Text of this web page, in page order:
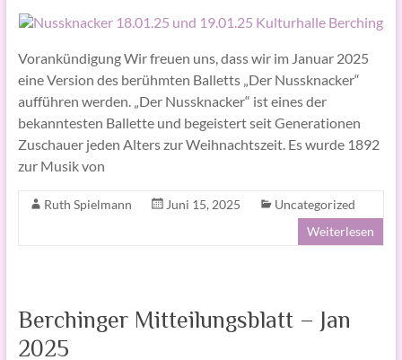
Vorankündigung Wir freuen uns, dass wir im Januar 2025
eine Version des berühmten Balletts „Der Nussknacker“
aufführen werden. „Der Nussknacker“ ist eines der
bekanntesten Ballette und begeistert seit Generationen
Zuschauer jeden Alters zur Weihnachtszeit. Es wurde 1892
zur Musik von
Ruth Spielmann Juni 15, 2025
Uncategorized
Weiterlesen
Berchinger Mitteilungsblatt – Jan
2025